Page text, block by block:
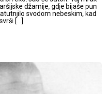
džamije, gdje bijaše pun
svodom nebeskim, kad
[…]